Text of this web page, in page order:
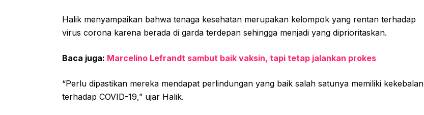
Halik menyampaikan bahwa tenaga kesehatan merupakan kelompok yang rentan terhadap
virus corona karena berada di garda terdepan sehingga menjadi yang diprioritaskan.
Baca juga: Marcelino Lefrandt sambut baik vaksin, tapi tetap jalankan prokes
“Perlu dipastikan mereka mendapat perlindungan yang baik salah satunya memiliki kekebalan
terhadap COVID-19,” ujar Halik.